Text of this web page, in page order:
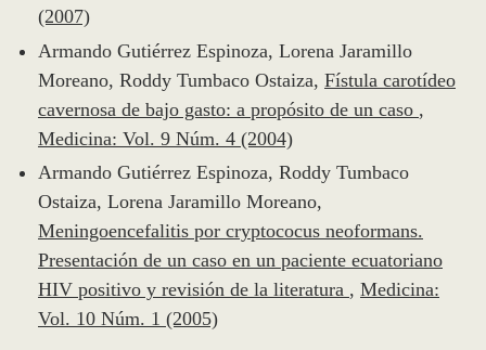
(2007)
Armando Gutiérrez Espinoza, Lorena Jaramillo
Moreano, Roddy Tumbaco Ostaiza, Fístula carotídeo
cavernosa de bajo gasto: a propósito de un caso ,
Medicina: Vol. 9 Núm. 4 (2004)
Armando Gutiérrez Espinoza, Roddy Tumbaco
Ostaiza, Lorena Jaramillo Moreano,
Meningoencefalitis por cryptococus neoformans.
Presentación de un caso en un paciente ecuatoriano
HIV positivo y revisión de la literatura , Medicina:
Vol. 10 Núm. 1 (2005)